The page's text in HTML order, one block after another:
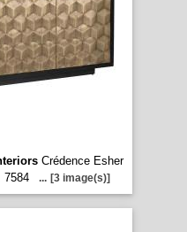
Crédence Esher
7584
... [3 image(s)]